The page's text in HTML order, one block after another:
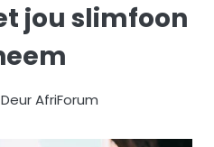
jou slimfoon
AfriForum